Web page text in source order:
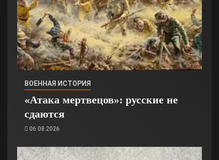
ВОЕННАЯ ИСТОРИЯ
«Атака мертвецов»: русские не
сдаются
06.08.2026